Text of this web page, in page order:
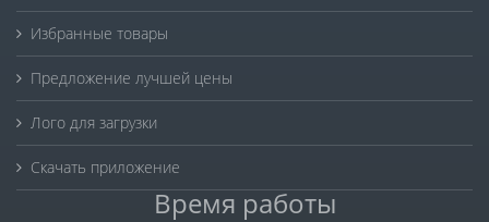
Избранные товары
Предложение лучшей цены
Лого для загрузки
Скачать приложение
Время работы